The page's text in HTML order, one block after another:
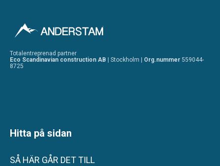
Totalentreprenad partner
Eco Scandinavian construction AB | Stockholm | Org.nummer 559044-
8725
Hitta på sidan
SÅ HÄR GÅR DET TILL